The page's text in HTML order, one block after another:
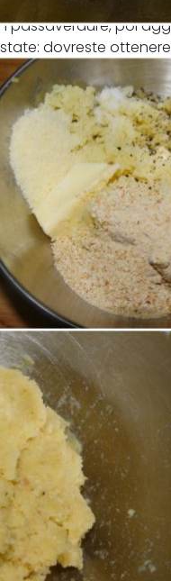
passaverdure, poi
dovreste